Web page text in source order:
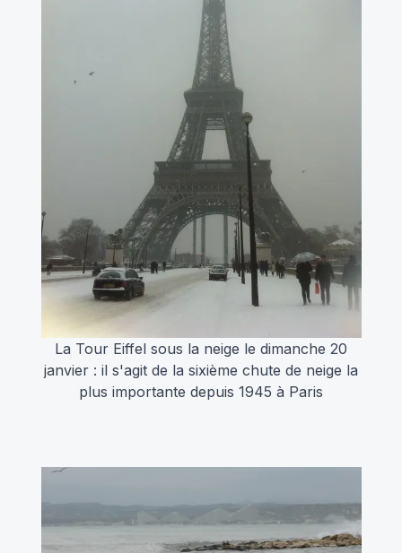
La Tour Eiffel sous la neige le dimanche 20
janvier : il s'agit de la sixième chute de neige la
plus importante depuis 1945 à Paris